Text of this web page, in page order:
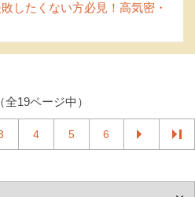
したくない方必見！高気密・
全19ページ中）
4 5 6